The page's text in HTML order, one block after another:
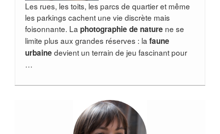
Les rues, les toits, les parcs de quartier et même
les parkings cachent une vie discrète mais
foisonnante. La photographie de nature ne se
limite plus aux grandes réserves : la faune
urbaine devient un terrain de jeu fascinant pour
…